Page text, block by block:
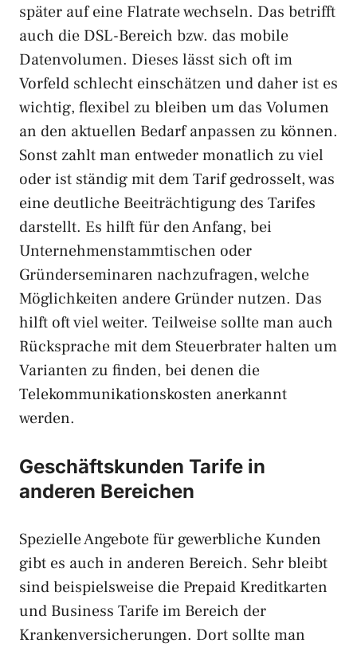
später auf eine Flatrate wechseln. Das betrifft
auch die DSL-Bereich bzw. das mobile
Datenvolumen. Dieses lässt sich oft im
Vorfeld schlecht einschätzen und daher ist es
wichtig, flexibel zu bleiben um das Volumen
an den aktuellen Bedarf anpassen zu können.
Sonst zahlt man entweder monatlich zu viel
oder ist ständig mit dem Tarif gedrosselt, was
eine deutliche Beeiträchtigung des Tarifes
darstellt. Es hilft für den Anfang, bei
Unternehmenstammtischen oder
Gründerseminaren nachzufragen, welche
Möglichkeiten andere Gründer nutzen. Das
hilft oft viel weiter. Teilweise sollte man auch
Rücksprache mit dem Steuerbrater halten um
Varianten zu finden, bei denen die
Telekommunikationskosten anerkannt
werden.
Geschäftskunden Tarife in
anderen Bereichen
Spezielle Angebote für gewerbliche Kunden
gibt es auch in anderen Bereich. Sehr bleibt
sind beispielsweise die Prepaid Kreditkarten
und Business Tarife im Bereich der
Krankenversicherungen. Dort sollte man